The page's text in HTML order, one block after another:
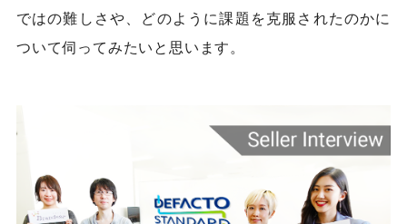
ではの難しさや、どのように課題を克服されたのかに
ついて伺ってみたいと思います。